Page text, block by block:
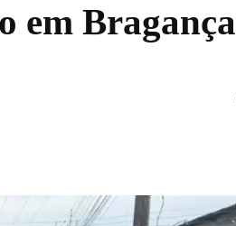
em Bragança